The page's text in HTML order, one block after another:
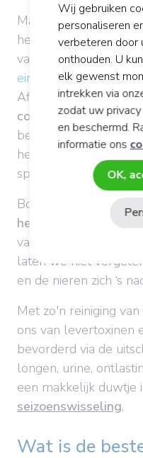
Maar het najaar is
het lichaam voor te
van de winter. Ook
eindejaarsfeestenis
Afgezien van een
consumptie van
bevordert
het welzijn van de
speelt voor het
Bovendien werkt een
hersenactiviteit
vaak tot een
betere
laten we niet
en de nieren zich ‘s
Met zo'n reiniging
ons van levertoxinen
bevorderd via de
longen, urine,
een makkelijk duwtje
seizoenswisseling.
Wat is de
Wij gebruiken
personaliseren
verbeteren door
onthouden. U
elk gewenst
intrekken via
zodat uw
en beschermd.
informatie ons
OK,